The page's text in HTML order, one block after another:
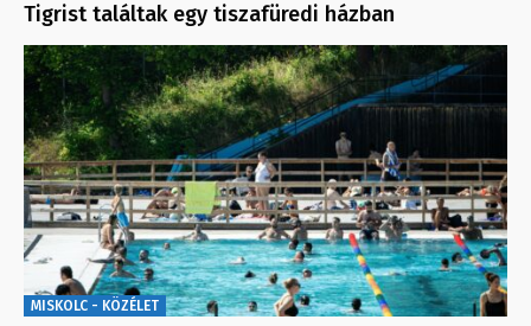
Tigrist találtak egy tiszafüredi házban
MISKOLC - KÖZÉLET